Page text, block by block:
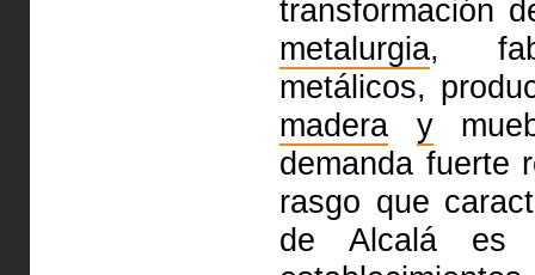
transformación
metalurgia,
metálicos,
madera
y
demanda fuerte
rasgo que
de Alcalá es